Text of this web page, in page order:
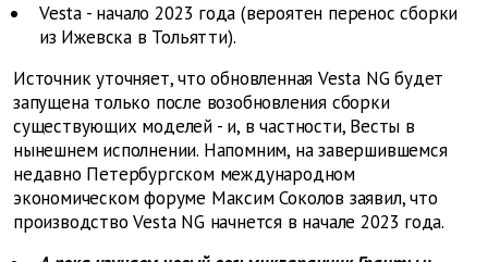
Vesta - начало 2023 года (вероятен перенос сборки
из Ижевска в Тольятти).
Источник уточняет, что обновленная Vesta NG будет
запущена только после возобновления сборки
существующих моделей - и, в частности, Весты в
нынешнем исполнении. Напомним, на завершившемся
недавно Петербургском международном
экономическом форуме Максим Соколов заявил, что
производство Vesta NG начнется в начале 2023 года.